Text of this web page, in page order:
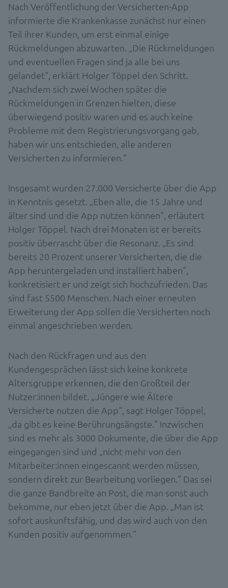
Nach Veröffentlichung der Versicherten-App
informierte die Krankenkasse zunächst nur einen
Teil ihrer Kunden, um erst einmal einige
Rückmeldungen abzuwarten. „Die Rückmeldungen
und eventuellen Fragen sind ja alle bei uns
gelandet“, erklärt Holger Töppel den Schritt.
„Nachdem sich zwei Wochen später die
Rückmeldungen in Grenzen hielten, diese
überwiegend positiv waren und es auch keine
Probleme mit dem Registrierungsvorgang gab,
haben wir uns entschieden, alle anderen
Versicherten zu informieren.“
Insgesamt wurden 27.000 Versicherte über die App
in Kenntnis gesetzt. „Eben alle, die 15 Jahre und
älter sind und die App nutzen können“, erläutert
Holger Töppel. Nach drei Monaten ist er bereits
positiv überrascht über die Resonanz. „Es sind
bereits 20 Prozent unserer Versicherten, die die
App heruntergeladen und installiert haben“,
konkretisiert er und zeigt sich hochzufrieden. Das
sind fast 5500 Menschen. Nach einer erneuten
Erweiterung der App sollen die Versicherten noch
einmal angeschrieben werden.
Nach den Rückfragen und aus den
Kundengesprächen lässt sich keine konkrete
Altersgruppe erkennen, die den Großteil der
Nutzer:innen bildet. „Jüngere wie Ältere
Versicherte nutzen die App“, sagt Holger Töppel,
„da gibt es keine Berührungsängste.“ Inzwischen
sind es mehr als 3000 Dokumente, die über die App
eingegangen sind und „nicht mehr von den
Mitarbeiter:innen eingescannt werden müssen,
sondern direkt zur Bearbeitung vorliegen.“ Das sei
die ganze Bandbreite an Post, die man sonst auch
bekomme, nur eben jetzt über die App. „Man ist
sofort auskunftsfähig, und das wird auch von den
Kunden positiv aufgenommen.“